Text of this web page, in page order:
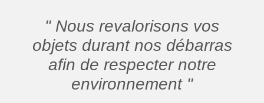
" Nous revalorisons vos
objets durant nos débarras
afin de respecter notre
environnement "